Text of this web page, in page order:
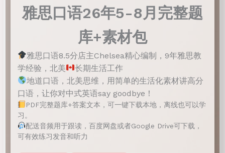
雅思口语26年5-8月完整题
库+素材包
雅思口语8.5分店主Chelsea精心编制，9年雅思教
学经验，北美
长期生活工作
地道口语，北美思维，用简单的生活化素材讲高分
口语，让你对中式英语say goodbye！
PDF完整题库+答案文本，可一键下载本地，离线也可以学
习。
配送音频用于跟读，百度网盘或者Google Drive可下载，
可有效练习发音和听力